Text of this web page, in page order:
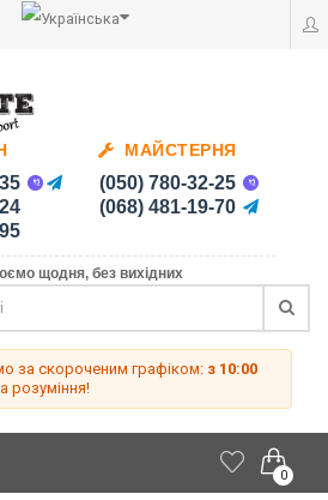
МАЙСТЕРНЯ
(050) 780-32-25
(068) 481-19-70
щодня, без вихідних
за скороченим графіком: з 10:00
розуміння!
0